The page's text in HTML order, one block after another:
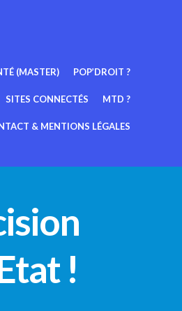
(MASTER) POP’DROIT ?
SITES CONNECTÉS MTD ?
& MENTIONS LÉGALES
!